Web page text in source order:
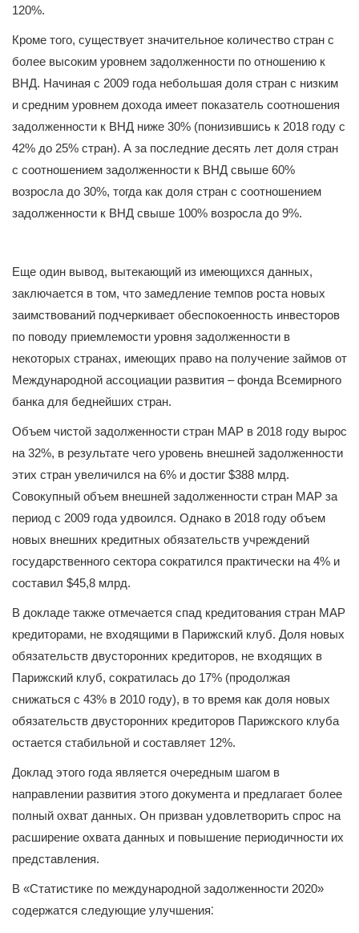
120%.
Кроме того, существует значительное количество стран с
более высоким уровнем задолженности по отношению к
ВНД. Начиная с 2009 года небольшая доля стран с низким
и средним уровнем дохода имеет показатель соотношения
задолженности к ВНД ниже 30% (понизившись к 2018 году с
42% до 25% стран). А за последние десять лет доля стран
с соотношением задолженности к ВНД свыше 60%
возросла до 30%, тогда как доля стран с соотношением
задолженности к ВНД свыше 100% возросла до 9%.
Еще один вывод, вытекающий из имеющихся данных,
заключается в том, что замедление темпов роста новых
заимствований подчеркивает обеспокоенность инвесторов
по поводу приемлемости уровня задолженности в
некоторых странах, имеющих право на получение займов от
Международной ассоциации развития – фонда Всемирного
банка для беднейших стран.
Объем чистой задолженности стран МАР в 2018 году вырос
на 32%, в результате чего уровень внешней задолженности
этих стран увеличился на 6% и достиг $388 млрд.
Совокупный объем внешней задолженности стран МАР за
период с 2009 года удвоился. Однако в 2018 году объем
новых внешних кредитных обязательств учреждений
государственного сектора сократился практически на 4% и
составил $45,8 млрд.
В докладе также отмечается спад кредитования стран МАР
кредиторами, не входящими в Парижский клуб. Доля новых
обязательств двусторонних кредиторов, не входящих в
Парижский клуб, сократилась до 17% (продолжая
снижаться с 43% в 2010 году), в то время как доля новых
обязательств двусторонних кредиторов Парижского клуба
остается стабильной и составляет 12%.
Доклад этого года является очередным шагом в
направлении развития этого документа и предлагает более
полный охват данных. Он призван удовлетворить спрос на
расширение охвата данных и повышение периодичности их
представления.
В «Статистике по международной задолженности 2020»
содержатся следующие улучшения: